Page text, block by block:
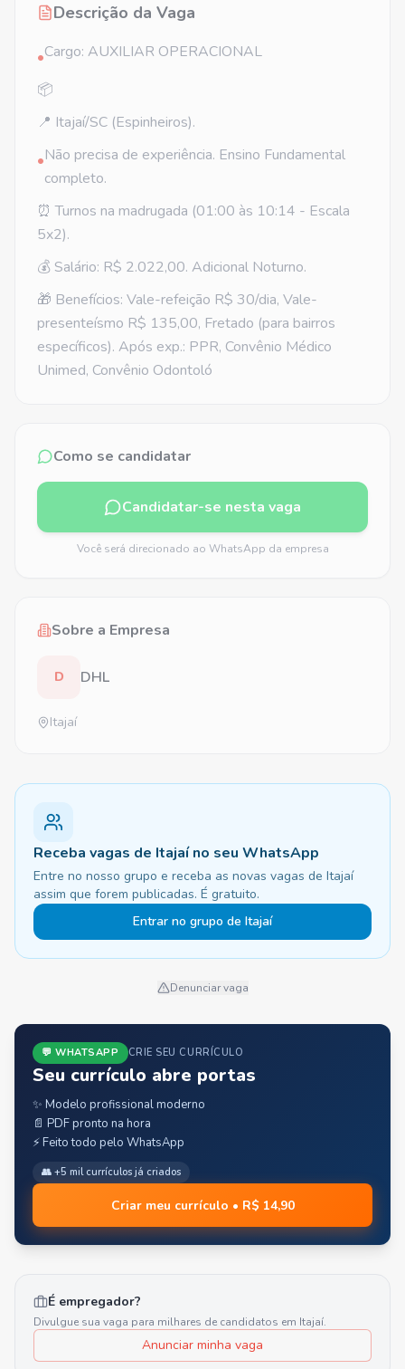
Descrição da Vaga
•Cargo: AUXILIAR OPERACIONAL
📦
📍 Itajaí/SC (Espinheiros).
•Não precisa de experiência. Ensino Fundamental
completo.
⏰ Turnos na madrugada (01:00 às 10:14 - Escala
5x2).
💰 Salário: R$ 2.022,00. Adicional Noturno.
🎁 Benefícios: Vale-refeição R$ 30/dia, Vale-
presenteísmo R$ 135,00, Fretado (para bairros
específicos). Após exp.: PPR, Convênio Médico
Unimed, Convênio Odontoló
Como se candidatar
Candidatar-se nesta vaga
Você será direcionado ao WhatsApp da empresa
Sobre a Empresa
D DHL
Itajaí
Receba vagas de Itajaí no seu WhatsApp
Entre no nosso grupo e receba as novas vagas de Itajaí
assim que forem publicadas. É gratuito.
Entrar no grupo de Itajaí
Denunciar vaga
💬 WHATSAPP CRIE SEU CURRÍCULO
Seu currículo abre portas
✨ Modelo profissional moderno
📄 PDF pronto na hora
⚡ Feito todo pelo WhatsApp
👥 +5 mil currículos já criados
Criar meu currículo • R$ 14,90
É empregador?
Divulgue sua vaga para milhares de candidatos em Itajaí.
Anunciar minha vaga